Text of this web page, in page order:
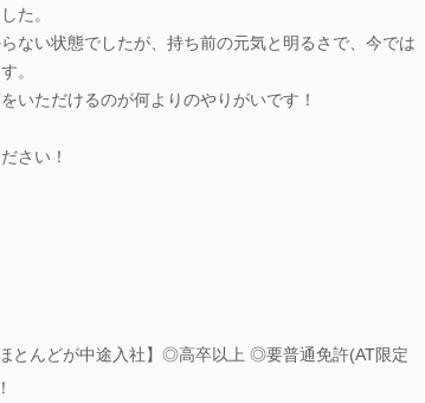
た。
ない状態でしたが、持ち前の元気と明るさで、今では
。
いただけるのが何よりのやりがいです！
さい！
とんどが中途入社】◎高卒以上 ◎要普通免許(AT限定